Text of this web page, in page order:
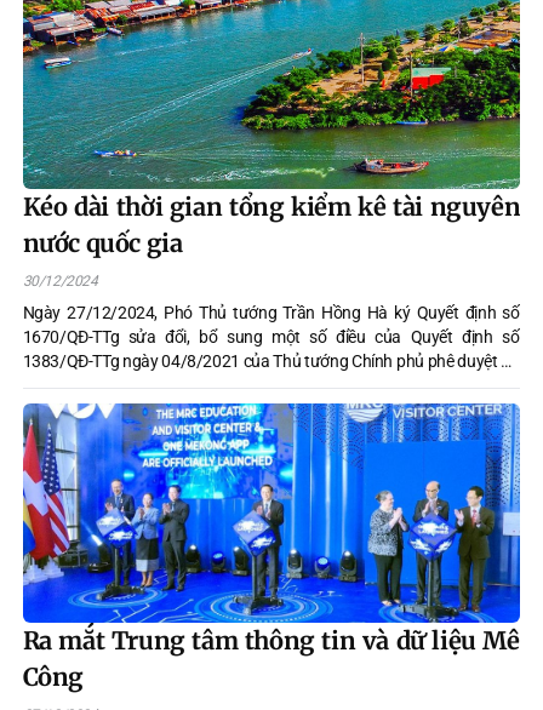
Kéo dài thời gian tổng kiểm kê tài nguyên
nước quốc gia
30/12/2024
Ngày 27/12/2024, Phó Thủ tướng Trần Hồng Hà ký Quyết định số
1670/QĐ-TTg sửa đổi, bổ sung một số điều của Quyết định số
1383/QĐ-TTg ngày 04/8/2021 của Thủ tướng Chính phủ phê duyệt Đề
án tổng kiểm kê tài nguyên nước quốc gia, giai đoạn đến năm 2025.
Ra mắt Trung tâm thông tin và dữ liệu Mê
Công